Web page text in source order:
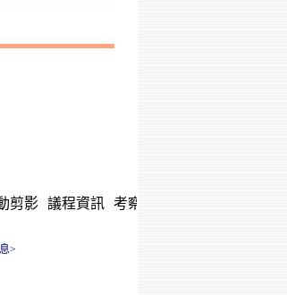
剪影 議程資訊 考察報告
>